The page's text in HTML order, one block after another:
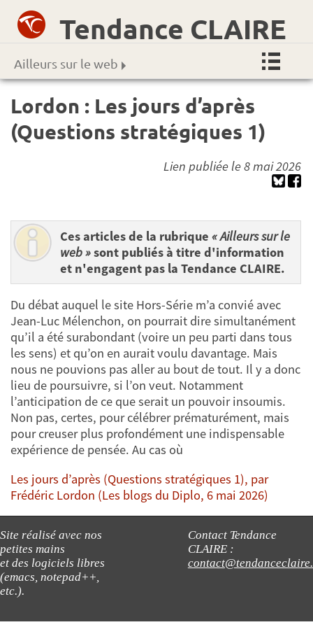
Tendance CLAIRE
Ailleurs sur le web
Lordon : Les jours d’après
(Questions stratégiques 1)
Lien publiée le 8 mai 2026
Ces articles de la rubrique « Ailleurs sur le
web »sont publiés à titre d'information
et n'engagent pas la Tendance CLAIRE.
Du débat auquel le site Hors-Série m’a convié avec
Jean-Luc Mélenchon, on pourrait dire simultanément
qu’il a été surabondant (voire un peu parti dans tous
les sens) et qu’on en aurait voulu davantage. Mais
nous ne pouvions pas aller au bout de tout. Il y a donc
lieu de poursuivre, si l’on veut. Notamment
l’anticipation de ce que serait un pouvoir insoumis.
Non pas, certes, pour célébrer prématurément, mais
pour creuser plus profondément une indispensable
expérience de pensée. Au cas où
Les jours d’après (Questions stratégiques 1), par
Frédéric Lordon (Les blogs du Diplo, 6 mai 2026)
Site réalisé avec nos
petites mains
et des logiciels libres
(emacs, notepad++,
etc.).
Contact Tendance
CLAIRE :